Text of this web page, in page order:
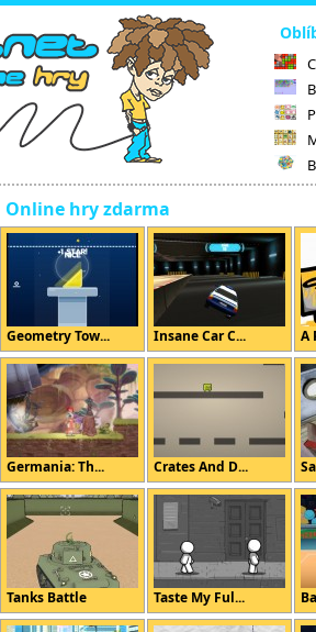
Online hry zdarma
Geometry Tow... Insane Car C... A
Germania: Th... Crates And D...
Tanks Battle Taste My Ful...